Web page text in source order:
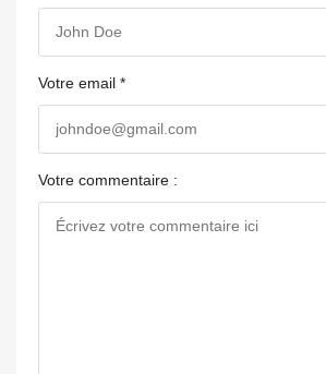
Votre email *
Votre commentaire :